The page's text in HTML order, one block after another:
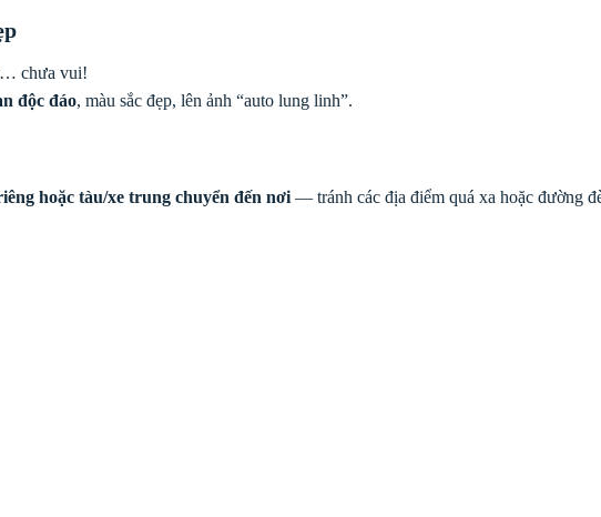
chưa vui!
độc đáo, màu sắc đẹp, lên ảnh “auto lung linh”.
hoặc tàu/xe trung chuyển đến nơi — tránh các địa điểm quá xa hoặc đường